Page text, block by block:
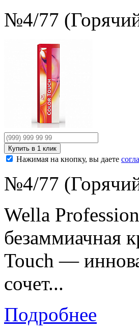
№4/77
Нажимая на кнопку, вы даете
№4/77
Wella
безаммиачная
Touch —
сочет...
Подробнее